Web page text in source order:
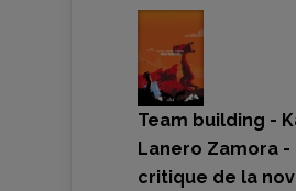
Team building -
Lanero Zamora -
critique de la